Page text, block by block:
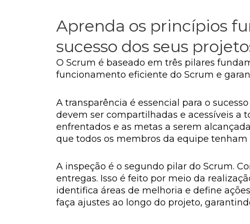
Aprenda os princípios
sucesso dos seus
O Scrum é baseado em três pilares
funcionamento eficiente do Scrum e
A transparência é essencial para o
devem ser compartilhadas e acessíveis a
enfrentados e as metas a serem
que todos os membros da equipe tenham
A inspeção é o segundo pilar do Scrum.
entregas. Isso é feito por meio da
identifica áreas de melhoria e define
faça ajustes ao longo do projeto,